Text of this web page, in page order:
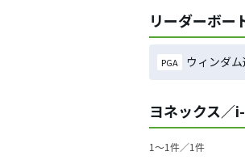
リーダーボー
PGA ウィンダ
ヨネックス／
1〜1件／1件